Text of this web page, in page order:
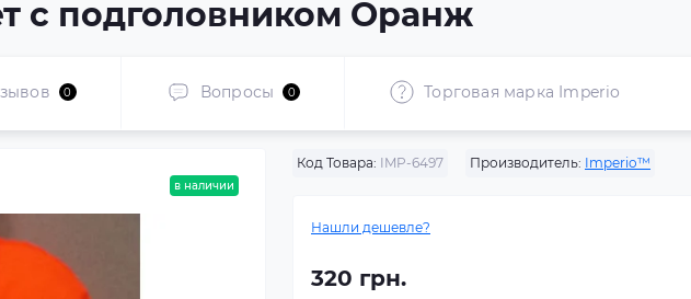
с подголовником Оранж
0 Вопросы 0 Торговая марка Imperio
в наличии
Код Товара: IMP-6497 Производитель: Imperio™
Нашли дешевле?
320 грн.